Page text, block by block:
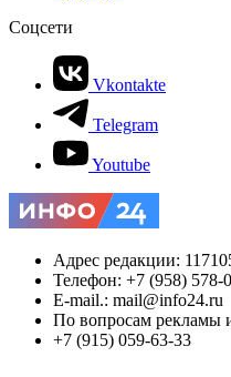
Соцсети
Vkontakte
Telegram
Youtube
Адрес редакции:
Телефон: +7 (958) 578-
E-mail.: mail@info24.ru
По вопросам рекламы
+7 (915) 059-63-33